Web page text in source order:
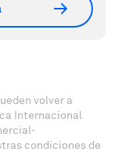
volver a
Internacional
condiciones de